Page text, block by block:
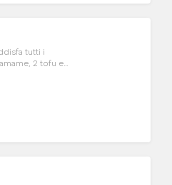
tutti i
2 tofu e
veggie con